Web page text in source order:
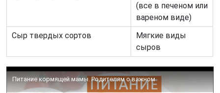
(все в печеном или
вареном виде)
Сыр твердых сортов
Мягкие виды
сыров
Питание кормящей мамы. Родителям о важном